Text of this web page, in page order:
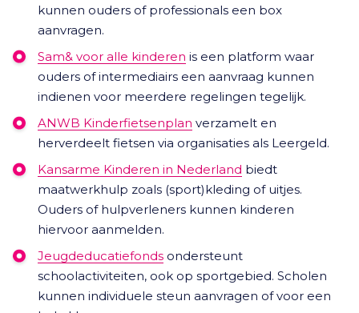
kunnen ouders of professionals een box
aanvragen.
Sam& voor alle kinderen is een platform waar
ouders of intermediairs een aanvraag kunnen
indienen voor meerdere regelingen tegelijk.
ANWB Kinderfietsenplan verzamelt en
herverdeelt fietsen via organisaties als Leergeld.
Kansarme Kinderen in Nederland biedt
maatwerkhulp zoals (sport)kleding of uitjes.
Ouders of hulpverleners kunnen kinderen
hiervoor aanmelden.
Jeugdeducatiefonds ondersteunt
schoolactiviteiten, ook op sportgebied. Scholen
kunnen individuele steun aanvragen of voor een